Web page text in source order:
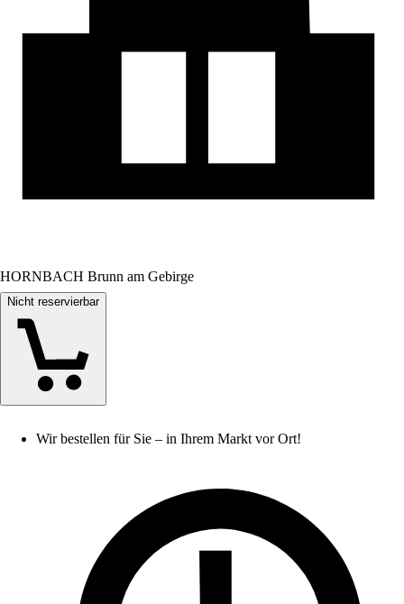
HORNBACH Brunn am Gebirge
Nicht reservierbar
Wir bestellen für Sie – in Ihrem Markt vor Ort!